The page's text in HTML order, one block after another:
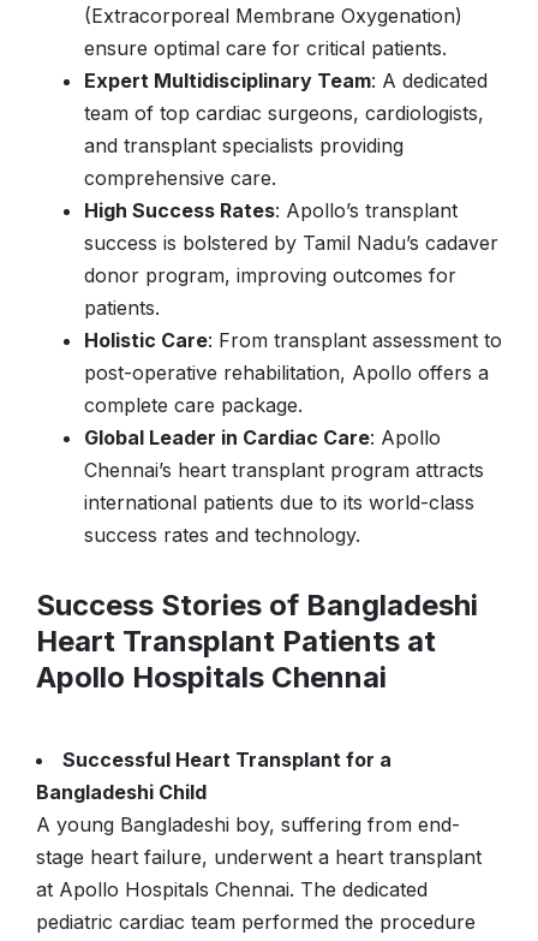
(Extracorporeal Membrane Oxygenation)
ensure optimal care for critical patients.
Expert Multidisciplinary Team: A dedicated
team of top cardiac surgeons, cardiologists,
and transplant specialists providing
comprehensive care.
High Success Rates: Apollo’s transplant
success is bolstered by Tamil Nadu’s cadaver
donor program, improving outcomes for
patients.
Holistic Care: From transplant assessment to
post-operative rehabilitation, Apollo offers a
complete care package.
Global Leader in Cardiac Care: Apollo
Chennai’s heart transplant program attracts
international patients due to its world-class
success rates and technology.
Success Stories of Bangladeshi
Heart Transplant Patients at
Apollo Hospitals Chennai
Successful Heart Transplant for a
Bangladeshi Child
A young Bangladeshi boy, suffering from end-
stage heart failure, underwent a heart transplant
at Apollo Hospitals Chennai. The dedicated
pediatric cardiac team performed the procedure